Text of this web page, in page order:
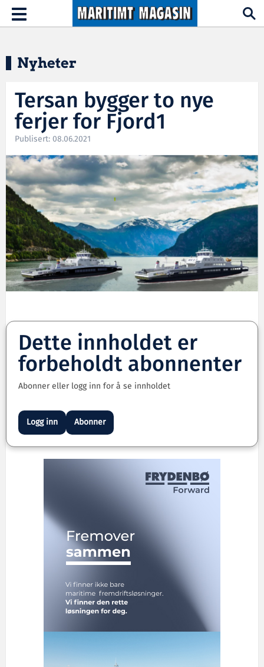
Hopp til hovedinnhold
Toggle
navigation
Nyheter
Tersan bygger to nye
ferjer for Fjord1
Publisert: 08.06.2021
Dette innholdet er
forbeholdt abonnenter
Abonner eller logg inn for å se innholdet
Logg inn Abonner